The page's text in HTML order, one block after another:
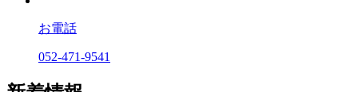
お電話
052-471-9541